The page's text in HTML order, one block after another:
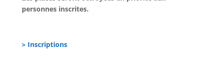
personnes inscrites.
> Inscriptions